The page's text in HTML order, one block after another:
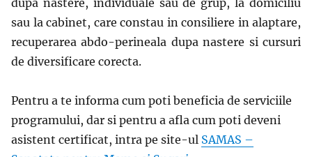
dupa nastere, individuale sau de grup, la domiciliu
sau la cabinet, care constau in consiliere in alaptare,
recuperarea abdo-perineala dupa nastere si cursuri
de diversificare corecta.
Pentru a te informa cum poti beneficia de serviciile
programului, dar si pentru a afla cum poti deveni
asistent certificat, intra pe site-ul SAMAS –